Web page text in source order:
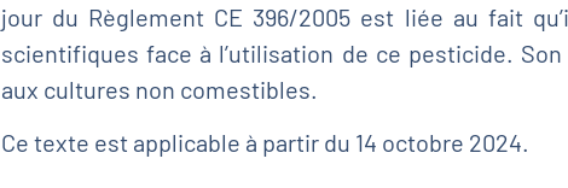
jour du Règlement CE 396/2005 est liée au fait
scientifiques face à l’utilisation de ce pesticide.
aux cultures non comestibles.
Ce texte est applicable à partir du 14 octobre 2024.